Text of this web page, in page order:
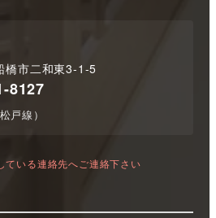
橋市二和東3-1-5
8127
戸線）
ている連絡先へご連絡下さい